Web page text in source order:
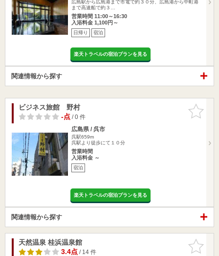
広島駅から広島港まで市電で約３０分、広島港から中町港
まで高速船で約３…
営業時間 11:00～16:30
入浴料金 1,100円～
日帰り 宿泊
楽天トラベルの宿泊プランを見る
関連情報から探す
お気に入
りに追加
ビジネス旅館 野村
-点/ 0 件
広島県 / 呉市
呉駅659m
呉駅より徒歩にて１０分
営業時間
入浴料金 ～
宿泊
楽天トラベルの宿泊プランを見る
関連情報から探す
お気に入
りに追加
天然温泉 桂浜温泉館
3.4点/ 14 件